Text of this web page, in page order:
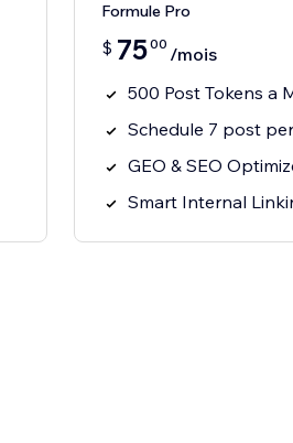
Formule Pro
$ 7500 /mois
500 Post Tokens a
Schedule 7 post
GEO & SEO
Smart Internal